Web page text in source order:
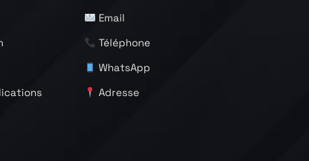
Email
Téléphone
WhatsApp
Adresse